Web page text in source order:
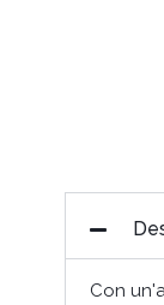
Con